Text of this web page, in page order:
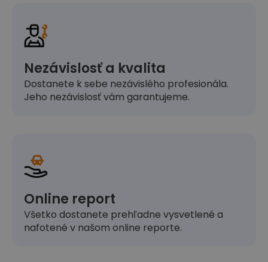
Nezávislosť a kvalita
Dostanete k sebe nezávislého profesionála.
Jeho nezávislosť vám garantujeme.
Online report
Všetko dostanete prehľadne vysvetlené a
nafotené v našom online reporte.